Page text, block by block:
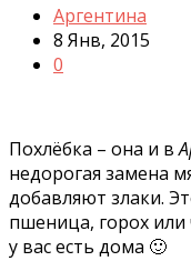
Аргентина
8 Янв, 2015
0
Похлёбка – она и в
недорогая замена
добавляют злаки.
пшеница, горох
у вас есть дома 🙂